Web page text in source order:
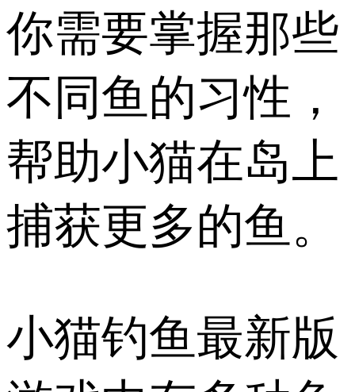
你需要掌握那些
不同鱼的习性，
帮助小猫在岛上
捕获更多的鱼。
小猫钓鱼最新版